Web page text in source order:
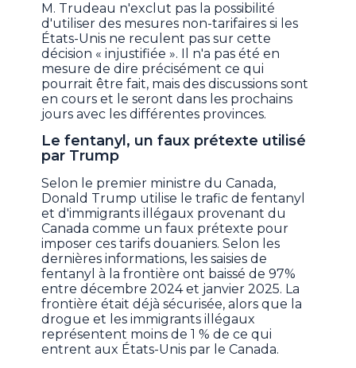
M. Trudeau n'exclut pas la possibilité
d'utiliser des mesures non-tarifaires si les
États-Unis ne reculent pas sur cette
décision « injustifiée ». Il n'a pas été en
mesure de dire précisément ce qui
pourrait être fait, mais des discussions sont
en cours et le seront dans les prochains
jours avec les différentes provinces.
Le fentanyl, un faux prétexte utilisé
par Trump
Selon le premier ministre du Canada,
Donald Trump utilise le trafic de fentanyl
et d'immigrants illégaux provenant du
Canada comme un faux prétexte pour
imposer ces tarifs douaniers. Selon les
dernières informations, les saisies de
fentanyl à la frontière ont baissé de 97%
entre décembre 2024 et janvier 2025. La
frontière était déjà sécurisée, alors que la
drogue et les immigrants illégaux
représentent moins de 1 % de ce qui
entrent aux États-Unis par le Canada.